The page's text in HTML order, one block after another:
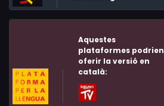
Aquestes
plataformes podrien
oferir la versió en
català: